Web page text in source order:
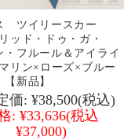
ツイリースカー
ド・ドゥ・ガ・
・フルール＆アイライ
リン×ローズ×ブルー
新品】
価: ¥38,500(税込)
: ¥33,636(税込
¥37,000)